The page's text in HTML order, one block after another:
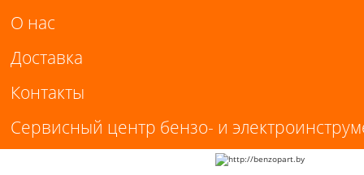
О нас
Доставка
Контакты
Сервисный центр бензо- и